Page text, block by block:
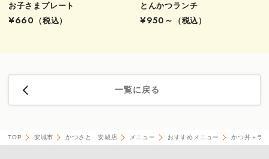
お子さまプレート
¥660
（税込）
とんかつランチ
¥950～
（税込）
一覧に戻る
TOP 安城市 かつさと 安城店 メニュー おすすめメニュー かつ丼＋ラ